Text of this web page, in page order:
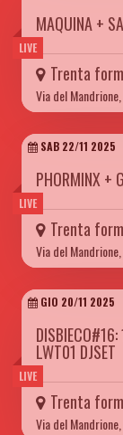
LIVE
MAQUINA +
Trenta
Via del
LIVE
SAB 22/11 2025
PHORMINX +
Trenta
Via del
LIVE
GIO 20/11 2025
LWT01 DJSET
Trenta
Via del